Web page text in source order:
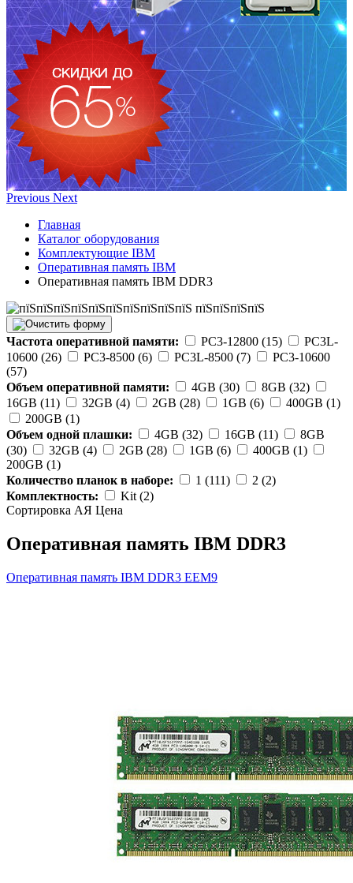
Previous Next
Главная
Каталог оборудования
Комплектующие IBM
Оперативная память IBM
Оперативная память IBM DDR3
Частота оперативной памяти: PC3-12800 (15)
PC3L-
10600 (26)
PC3-8500 (6) PC3L-8500 (7)
PC3-10600
(57)
Объем оперативной памяти:
4GB (30)
8GB (32)
16GB (11)
32GB (4) 2GB (28) 1GB (6)
400GB (1)
200GB (1)
Объем одной плашки:
4GB (32) 16GB (11)
8GB
(30)
32GB (4) 2GB (28) 1GB (6)
400GB (1)
200GB (1)
Количество планок в наборе:
1 (111)
2 (2)
Комплектность:
Kit (2)
Сортировка АЯ Ценa
Оперативная память IBM DDR3
Оперативная память IBM DDR3 EEM9